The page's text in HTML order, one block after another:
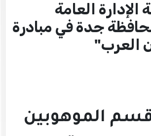
الإدارة العامة
جدة في مبادرة
العرب"
الموهوبين